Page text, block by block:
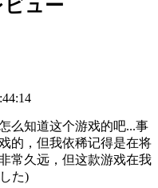
ュー
么知道这个游戏的吧...事
的，但我依稀记得是在将
常久远，但这款游戏在我
た)